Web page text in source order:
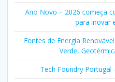
Ano Novo – 2026 começa
para inovar
Fontes de Energia
Verde,
Tech Foundry Portugal